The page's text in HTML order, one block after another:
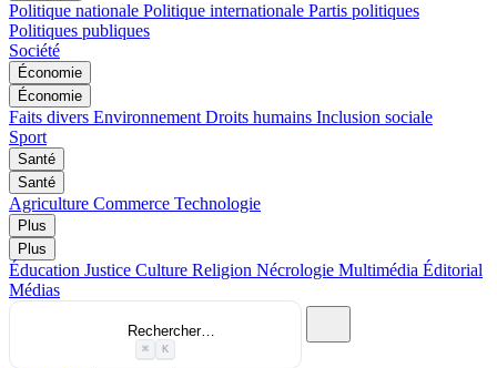
Politique nationale Politique internationale Partis politiques
Politiques publiques
Société
Économie
Économie
Faits divers Environnement Droits humains Inclusion sociale
Sport
Santé
Santé
Agriculture Commerce Technologie
Plus
Plus
Éducation Justice Culture Religion Nécrologie Multimédia Éditorial
Médias
Rechercher…
⌘ K